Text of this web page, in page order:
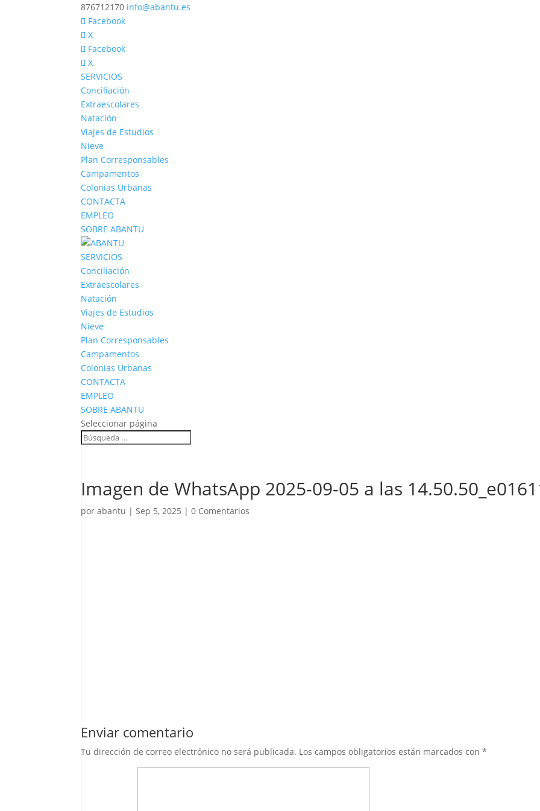
876712170 info@abantu.es
Facebook
X
Facebook
X
SERVICIOS
Conciliación
Extraescolares
Natación
Viajes de Estudios
Nieve
Plan Corresponsables
Campamentos
Colonias Urbanas
CONTACTA
EMPLEO
SOBRE ABANTU
SERVICIOS
Conciliación
Extraescolares
Natación
Viajes de Estudios
Nieve
Plan Corresponsables
Campamentos
Colonias Urbanas
CONTACTA
EMPLEO
SOBRE ABANTU
Seleccionar página
Imagen de WhatsApp 2025-09-05 a las
porabantu |Sep 5, 2025 |0 Comentarios
Enviar comentario
Tu dirección de correo electrónico no será publicada. Los campos obligatorios están marcados con*